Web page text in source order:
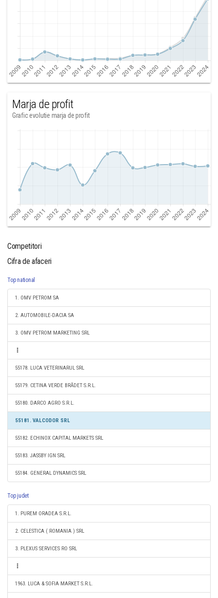
Marja de profit
Grafic evolutie marja de profit
Competitori
Cifra de afaceri
Top national
1. OMV PETROM SA
2. AUTOMOBILE-DACIA SA
3. OMV PETROM MARKETING SRL
55178. LUCA VETERINARUL SRL
55179. CETINA VERDE BRĂDET S.R.L.
55180. DARCO AGRO S.R.L.
55181. VALCODOR SRL
55182. ECHINOX CAPITAL MARKETS SRL
55183. JASSBY IGN SRL
55184. GENERAL DYNAMICS SRL
Top judet
1. PUREM ORADEA S.R.L.
2. CELESTICA ( ROMANIA ) SRL
3. PLEXUS SERVICES RO SRL
1963. LUCA & SOFIA MARKET S.R.L.